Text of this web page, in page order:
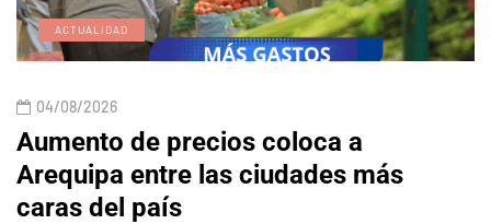
ACTUALIDAD
04/08/2026
Aumento de precios coloca a
Arequipa entre las ciudades más
caras del país